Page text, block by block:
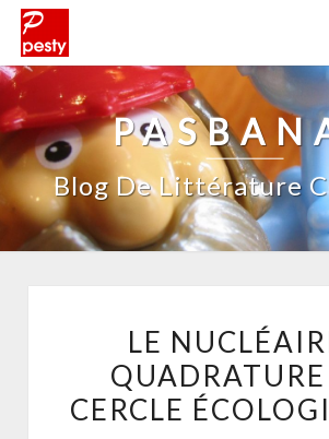
Blog De Littérature
LE
CERCLE